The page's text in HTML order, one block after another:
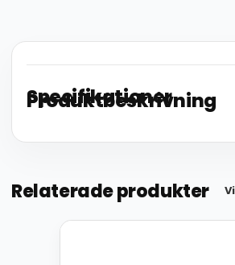
Produktbeskrivning
Specifikationer
Relaterade produkter